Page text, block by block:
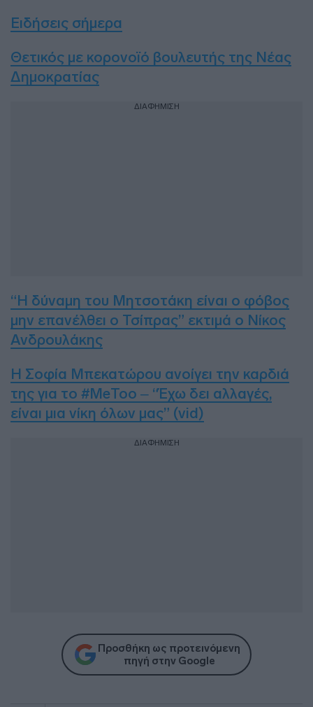
Ειδήσεις σήμερα
Θετικός με κορονοϊό βουλευτής της Νέας
Δημοκρατίας
ΔΙΑΦΗΜΙΣΗ
“Η δύναμη του Μητσοτάκη είναι ο φόβος
μην επανέλθει ο Τσίπρας” εκτιμά ο Νίκος
Ανδρουλάκης
Η Σοφία Μπεκατώρου ανοίγει την καρδιά
της για το #MeToo – “Έχω δει αλλαγές,
είναι μια νίκη όλων μας” (vid)
ΔΙΑΦΗΜΙΣΗ
Προσθήκη ως προτεινόμενη
πηγή στην Google